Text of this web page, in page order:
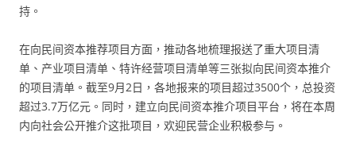
持。
在向民间资本推荐项目方面，推动各地梳理报送了重大项目清
单、产业项目清单、特许经营项目清单等三张拟向民间资本推介
的项目清单。截至9月2日，各地报来的项目超过3500个，总投资
超过3.7万亿元。同时，建立向民间资本推介项目平台，将在本周
内向社会公开推介这批项目，欢迎民营企业积极参与。